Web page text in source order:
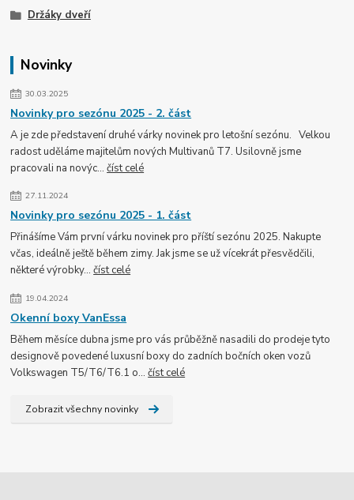
Novinky
30.03.2025
Novinky pro sezónu 2025 - 2. část
A je zde představení druhé várky novinek pro letošní sezónu. Velkou
radost uděláme majitelům nových Multivanů T7. Usilovně jsme
pracovali na novýc...číst celé
27.11.2024
Novinky pro sezónu 2025 - 1. část
Přinášíme Vám první várku novinek pro příští sezónu 2025. Nakupte
včas, ideálně ještě během zimy. Jak jsme se už vícekrát přesvědčili,
některé výrobky...číst celé
19.04.2024
Okenní boxy VanEssa
Během měsíce dubna jsme pro vás průběžně nasadili do prodeje tyto
designově povedené luxusní boxy do zadních bočních oken vozů
Volkswagen T5/T6/T6.1 o...číst celé
Zobrazit všechny novinky
Držáky dveří